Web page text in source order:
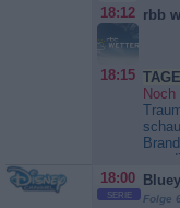
18:12 rbb
18:15
vor,
18:00
SERIE
Bluey
Folge